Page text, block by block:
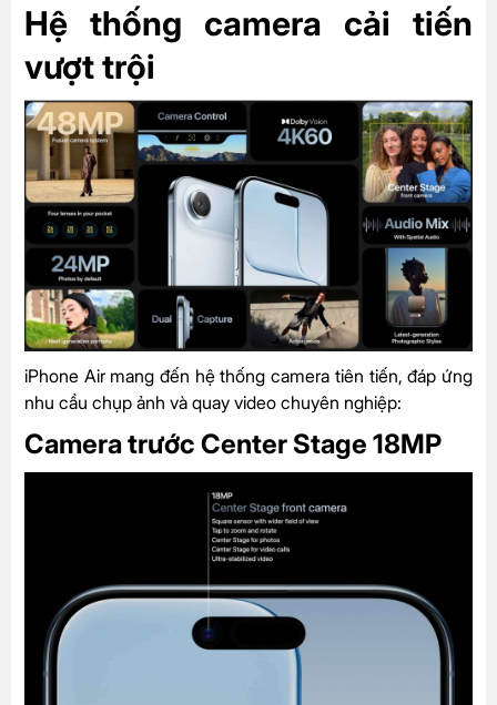
Hệ thống camera cải tiến
vượt trội
iPhone Air mang đến hệ thống camera tiên tiến, đáp ứng
nhu cầu chụp ảnh và quay video chuyên nghiệp:
Camera trước Center Stage 18MP